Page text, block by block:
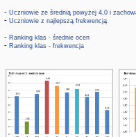
- Uczniowie ze średnią powyżej 4,0 i
- Uczniowie z najlepszą frekwencją
- Ranking klas - średnie ocen
- Ranking klas - frekwencja